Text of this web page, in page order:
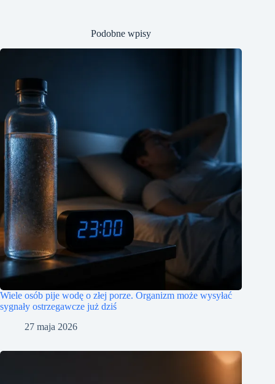
Podobne wpisy
Wiele osób pije wodę o złej porze. Organizm może wysyłać
sygnały ostrzegawcze już dziś
27 maja 2026